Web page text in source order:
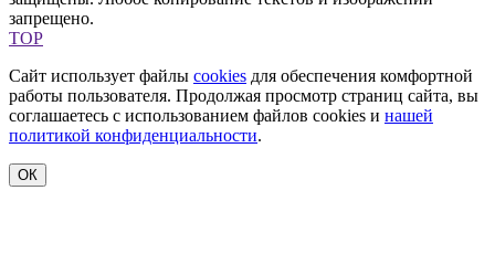
запрещено.
TOP
Сайт использует файлы cookies для обеспечения комфортной
работы пользователя. Продолжая просмотр страниц сайта, вы
соглашаетесь с использованием файлов cookies и нашей
политикой конфиденциальности.
ОК